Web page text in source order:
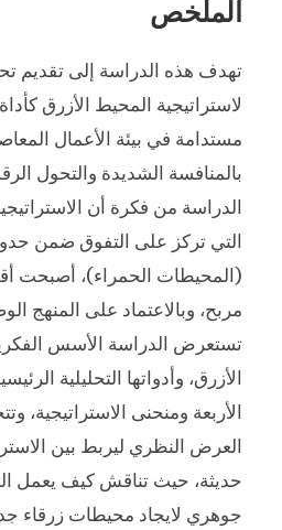
الملخص
تهدف هذه الدراسة إلى تقديم
لاستراتيجية المحيط الأزرق
مستدامة في بيئة الأعمال
بالمنافسة الشديدة والتحول
الدراسة من فكرة أن
التي تركز على التفوق ضمن
(المحيطات الحمراء)، أصبحت
مربح، وبالاعتماد على المنهج
تستعرض الدراسة الأسس
الأزرق، وأدواتها التحليلية
الأربعة ومنحنى الاستراتيجية،
العرض النظري ليربط بين
حديثة، حيث تناقش كيف يعمل
جوهري لايجاد محيطات زرقاء